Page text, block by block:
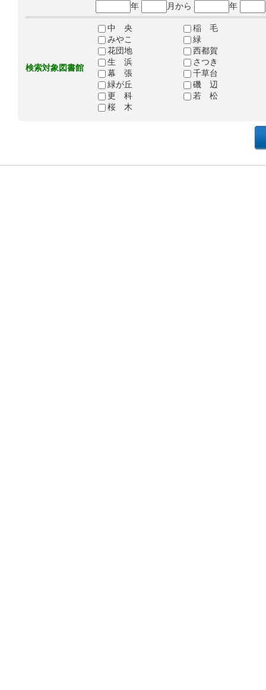
年
月から 年
検索対象図書館
中 央
稲 毛
みやこ
緑
花団地
西都賀
生 浜
さつき
幕 張
千草台
緑が丘
磯 辺
更 科
若 松
桜 木